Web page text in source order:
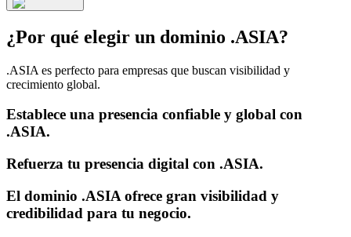
¿Por qué elegir un dominio .ASIA?
.ASIA es perfecto para empresas que buscan visibilidad y
crecimiento global.
Establece una presencia confiable y global con
.ASIA.
Refuerza tu presencia digital con .ASIA.
El dominio .ASIA ofrece gran visibilidad y
credibilidad para tu negocio.